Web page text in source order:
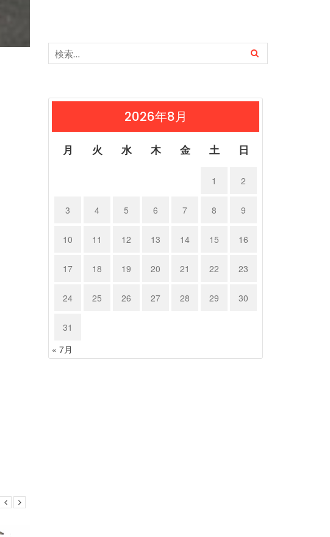
2026年8月
月 火 水 木 金 土 日
1 2
3 4 5 6 7 8 9
10 11 12 13 14 15 16
17 18 19 20 21 22 23
24 25 26 27 28 29 30
31
« 7月